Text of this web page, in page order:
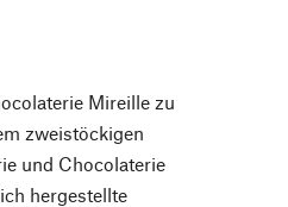
Mireille zu
zweistöckigen
und Chocolaterie
hergestellte